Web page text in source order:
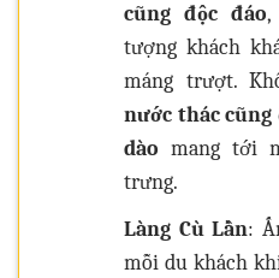
cũng độc đáo,
tượng khách
máng trượt.
nước thác
dào mang tới
trưng.
Làng Cù Lần:
mỗi du khách